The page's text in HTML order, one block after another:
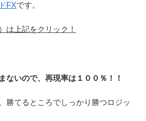
FXです。
は上記をクリック！
ないので、再現率は１００％！！
勝てるところでしっかり勝つロジッ